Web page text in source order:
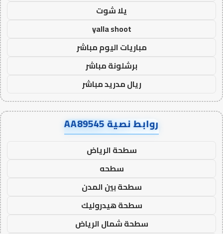
يلا شوت
yalla shoot
مباريات اليوم مباشر
برشلونة مباشر
ريال مدريد مباشر
روابط نصية AA89545
سطحة الرياض
سطحه
سطحة بين المدن
سطحة هيدروليك
سطحة شمال الرياض